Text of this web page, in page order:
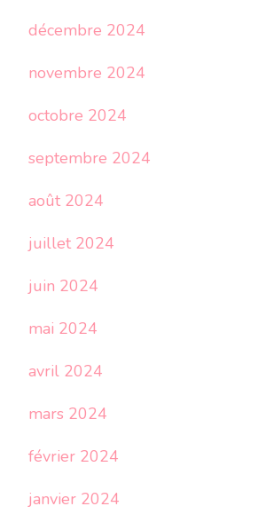
décembre 2024
novembre 2024
octobre 2024
septembre 2024
août 2024
juillet 2024
juin 2024
mai 2024
avril 2024
mars 2024
février 2024
janvier 2024